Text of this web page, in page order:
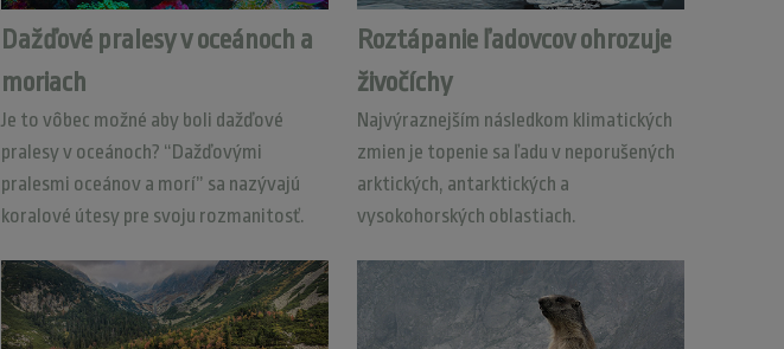
Dažďové pralesy v oceánoch a
moriach
Je to vôbec možné aby boli dažďové
pralesy v oceánoch? “Dažďovými
pralesmi oceánov a morí” sa nazývajú
koralové útesy pre svoju rozmanitosť.
Roztápanie ľadovcov ohrozuje
živočíchy
Najvýraznejším následkom klimatických
zmien je topenie sa ľadu v neporušených
arktických, antarktických a
vysokohorských oblastiach.